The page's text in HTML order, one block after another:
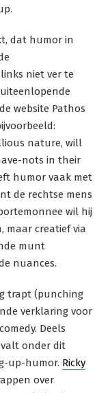
dat humor in
niet ver te
website Pathos
nature, will
nots in their
humor vaak met
de rechtse mens
wil hij
maar creatief via
munt
nuances.
trapt (punching
verklaring voor
Deels
valt onder dit
up-humor. Ricky
over